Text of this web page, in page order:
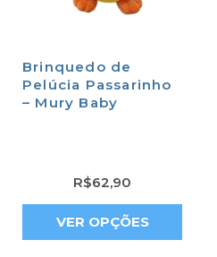
Brinquedo de
Pelúcia Passarinho
– Mury Baby
R$62,90
VER OPÇÕES